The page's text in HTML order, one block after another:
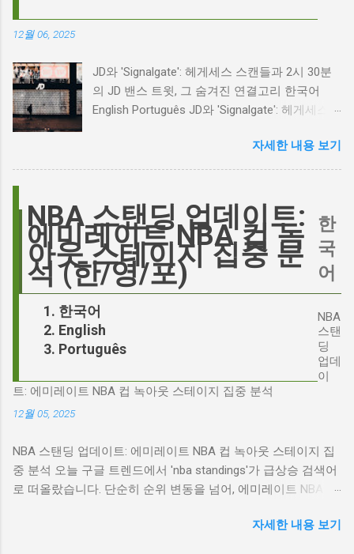
하는 동시에 우려를 표했습니다. 일부에서는 엘
로디의 이미지가 원작 속 히스클리프와는 다소
거리가 있다는 의견을 제시하며 캐스팅에 대한
한 비판에 대해 "기다려 보세요. 믿으세요. 분명
의 이미지가 원작과 부합하는지 여부를 넘어, 우
리가 '히스클리프'라는 인물에게 기대하는 바가
무엇인지, 그리고 배우가 그 기대를 어떻게 충족
시킬 수 있는지에 대한 근본적인 질문을 던집니
다. 다니엘 데이 루이스, '진정성'의 대명사 이 지
점에서 다니엘 데이 루이스의 이름이 등장하는
것은 결코 우연이 아닙니다. 그는 '메소드 연
기'의 극한을 보여주는 배우로서, 맡는 역할마다
완벽하게 몰입하여 실제 인물과 구분이 어려울
정도의 연기를 선보였습니다. <나의 왼발>에서
12월 06, 2025
JD와 'Signalgate': 헤게세스 스캔들과 2시 30분
의 JD 밴스 트윗, 그 숨겨진 연결고리 한국어
English Português JD와 'Signalgate': 헤게세스
연결고리 오늘의 구글 트렌드 인기 검색어 'jd'는
단순히 두 글자의 약자가 아닙니다. 최근 미국
'Signalgate' 스캔들과 깊숙이 연결되어 있습니
다. 폭스뉴스 진행자 피트 헤게세스(Pete
Hegseth)를 중심으로 벌어진 이 스캔들은 예상
치 못한 인물, JD 밴스(JD Vance)의 이름까지 소
환하며 파장을 일으키고 있습니다. 왜 'jd'가 갑자
들이 어떻게 얽혀있는 것일까요? 최대100%세일
오늘의 특가 'Signalgate' 스캔들: 피트 헤게세스
의 그림자 먼저 'Signalgate' 스캔들의 핵심 인물
인 피트 헤게세스부터 살펴봐야 합니다. 최근 공
개된 국방부 감사 보고서에 따르면, 헤게세스는
스의 행위가 윤리적으로 심각한 문제를 야기하
며, 군의 명예를 훼손할 수 있다고 지적합니다.
Photo by Samuel Regan-Asante on Unsplash
제는 여기서 끝나지 않았습니다. 스캔들이 터진
자세한 내용 보기
NBA 스탠딩 업데이트:
에미레이트 NBA 컵 녹
아웃 스테이지 집중 분
석 (한/영/포)
한국어
English
Português
한
국
어
NBA
스탠
딩
업데
이
트: 에미레이트 NBA 컵 녹아웃 스테이지 집중 분석
12월 05, 2025
NBA 스탠딩 업데이트: 에미레이트 NBA 컵 녹아웃 스테이지 집
중 분석 오늘 구글 트렌드에서 'nba standings'가 급상승 검색어
로 떠올랐습니다. 단순히 순위 변동을 넘어, 에미레이트 NBA 컵
받고 있습니다. 이번 포스팅에서는 NBA 컵 녹아웃 스테이지 관
자세한 내용 보기